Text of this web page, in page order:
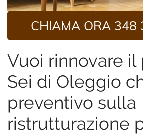
CHIAMA ORA 348
Vuoi rinnovare il
Sei di Oleggio
preventivo sulla
ristrutturazione